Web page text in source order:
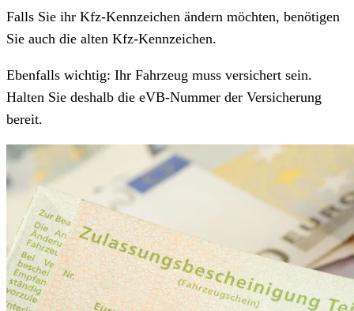
Falls Sie ihr Kfz-Kennzeichen ändern möchten, benötigen
Sie auch die alten Kfz-Kennzeichen.
Ebenfalls wichtig: Ihr Fahrzeug muss versichert sein.
Halten Sie deshalb die eVB-Nummer der Versicherung
bereit.